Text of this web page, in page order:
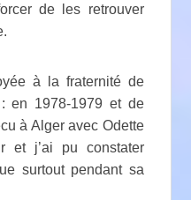
de les retrouver
à la fraternité de
en 1978-1979 et de
à Alger avec Odette
et j’ai pu constater
surtout pendant sa